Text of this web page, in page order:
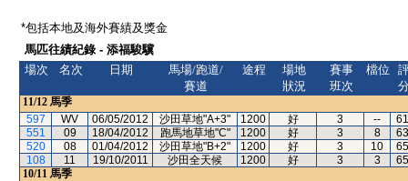
*包括本地及海外賽績及獎金
馬匹往績紀錄 - 添福駿驥
場次
名次 日期
馬場/跑道/
賽道
途程
場地
狀況
賽事
班次
檔位
11/12 馬季
597
WV 06/05/2012 沙田草地"A+3" 1200 好 3 --
61
551
09 18/04/2012 跑馬地草地"C" 1200 好 3 8
63
520
08 01/04/2012 沙田草地"B+2" 1200 好 3 10
65
108
11 19/10/2011 沙田全天候 1200 好 3 3
65
10/11 馬季